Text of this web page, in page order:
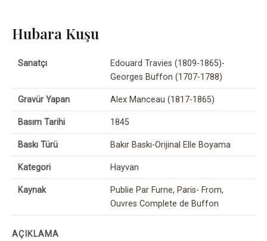
Hubara Kuşu
Sanatçı
Edouard Travies (1809-1865)-
Georges Buffon (1707-1788)
Gravür Yapan Alex Manceau (1817-1865)
Basım Tarihi 1845
Baskı Türü Bakır Baskı-Orijinal Elle Boyama
Kategori Hayvan
Kaynak
Publie Par Furne, Paris- From,
Ouvres Complete de Buffon
AÇIKLAMA